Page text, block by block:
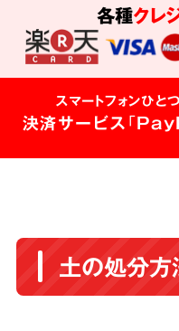
各種クレ
スマートフォンひと
決済サービス「
土の処分方